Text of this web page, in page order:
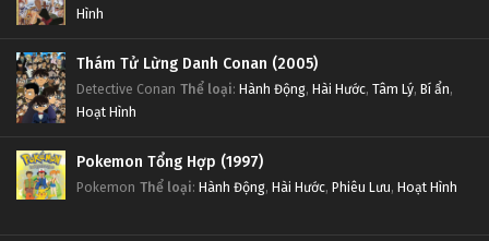
Hình
Thám Tử Lừng Danh Conan (2005)
Detective Conan Thể loại: Hành Động, Hài Hước, Tâm Lý, Bí ẩn,
Hoạt Hình
Pokemon Tổng Hợp (1997)
Pokemon Thể loại: Hành Động, Hài Hước, Phiêu Lưu, Hoạt Hình